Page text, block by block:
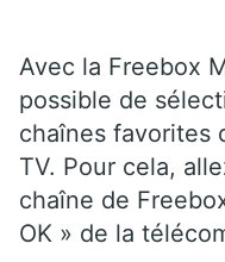
Avec la Freebox
possible de
chaînes favorites
TV. Pour cela,
chaîne de
OK » de la